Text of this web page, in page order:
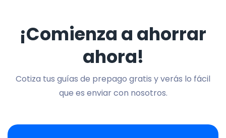
¡Comienza a ahorrar
ahora!
Cotiza tus guías de prepago gratis y verás lo fácil
que es enviar con nosotros.